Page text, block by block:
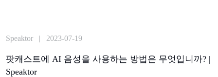
Speaktor | 2023-07-19
팟캐스트에 AI 음성을 사용하는 방법은 무엇입니까? |
Speaktor